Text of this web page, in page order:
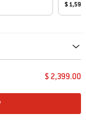
$
$ 2,399.00